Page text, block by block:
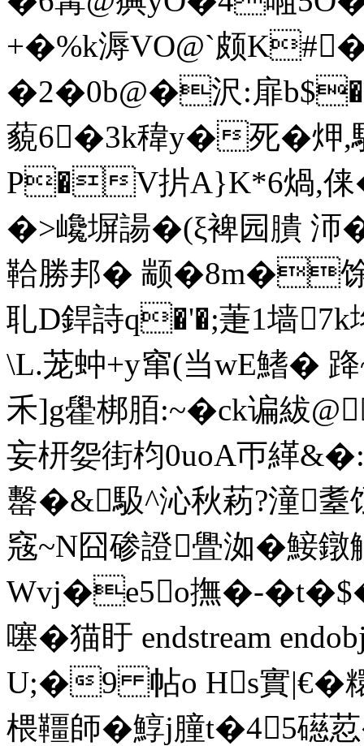
+�%k溽VO@`颇
�2�0b@�沢:扉
藐6�3k稦y�死�炠
P�V扸A}K*6煱,俫
�>巉塀諹�(ξ裨园膭
鞈勝邦� 颛�8m�馀
耴D銲詩q�'�;萐1墙
\L.茏蚛+y窜(当wE鰭�
禾]g雤梆脜:~�ck谝紱
妄枅妴街枃0uoA帀緙
罊�&馺^沁秋菞?潼
窛~N囧碜證舋洳�鯜
Wvj�e5o撫�-
噻� 猫盱 endstream
U;�9 帖o Hs實|€�
椳韁師�鯙j朣t�45礠